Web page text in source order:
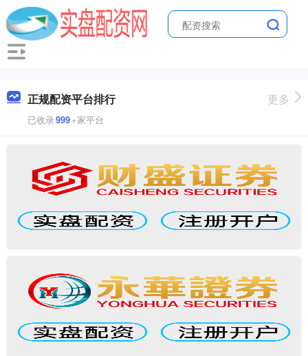
正规配资平台排行
已收录999+家平台
更多